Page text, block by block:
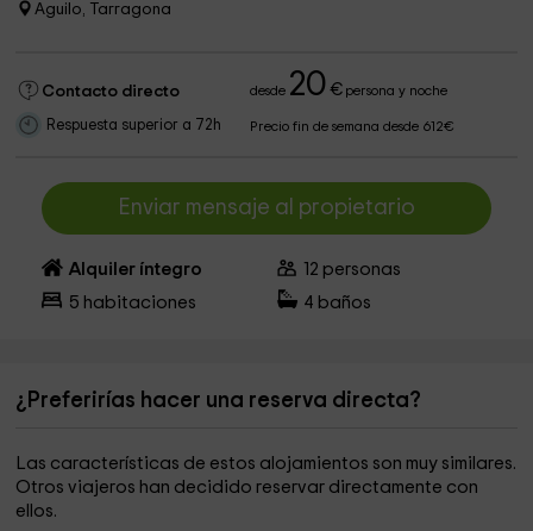
Aguilo, Tarragona
Contacto directo desde 20 €persona y noche
Respuesta superior a 72h Precio fin de semana desde 612€
Enviar mensaje al propietario
Alquiler íntegro 12 personas
5 habitaciones 4 baños
¿Preferirías hacer una reserva directa?
Las características de estos alojamientos son muy similares.
Otros viajeros han decidido reservar directamente con
ellos.